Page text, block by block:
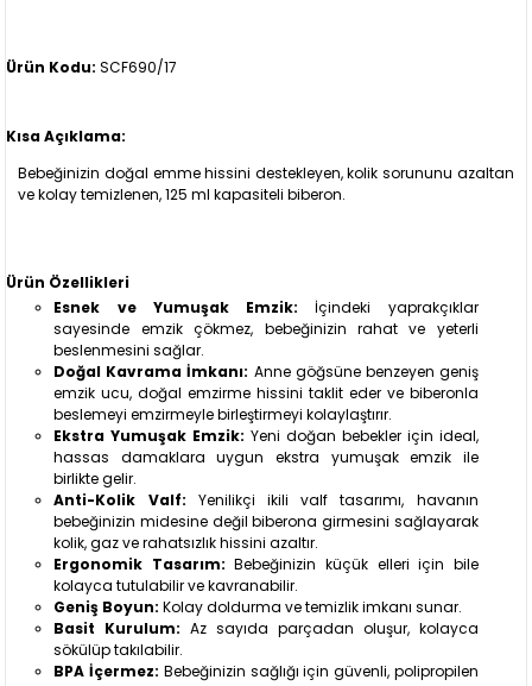
Ürün Kodu: SCF690/17
Kısa Açıklama:
Bebeğinizin doğal emme hissini destekleyen, kolik sorununu azaltan
ve kolay temizlenen, 125 ml kapasiteli biberon.
Ürün Özellikleri
Esnek ve Yumuşak Emzik: İçindeki yaprakçıklar
sayesinde emzik çökmez, bebeğinizin rahat ve yeterli
beslenmesini sağlar.
Doğal Kavrama İmkanı: Anne göğsüne benzeyen geniş
emzik ucu, doğal emzirme hissini taklit eder ve biberonla
beslemeyi emzirmeyle birleştirmeyi kolaylaştırır.
Ekstra Yumuşak Emzik: Yeni doğan bebekler için ideal,
hassas damaklara uygun ekstra yumuşak emzik ile
birlikte gelir.
Anti-Kolik Valf: Yenilikçi ikili valf tasarımı, havanın
bebeğinizin midesine değil biberona girmesini sağlayarak
kolik, gaz ve rahatsızlık hissini azaltır.
Ergonomik Tasarım: Bebeğinizin küçük elleri için bile
kolayca tutulabilir ve kavranabilir.
Geniş Boyun: Kolay doldurma ve temizlik imkanı sunar.
Basit Kurulum: Az sayıda parçadan oluşur, kolayca
sökülüp takılabilir.
BPA İçermez: Bebeğinizin sağlığı için güvenli, polipropilen